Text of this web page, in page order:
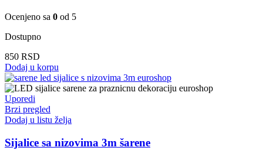
proizvoda.
Ocenjeno sa 0 od 5
Dostupno
850 RSD
Dodaj u korpu
Uporedi
Brzi pregled
Dodaj u listu želja
Sijalice sa nizovima 3m šarene